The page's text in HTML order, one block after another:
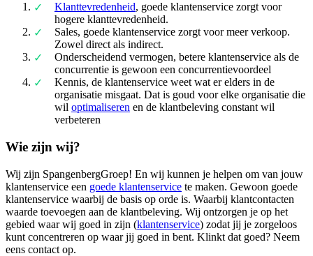
Klanttevredenheid, goede klantenservice zorgt voor
hogere klanttevredenheid.
Sales, goede klantenservice zorgt voor meer verkoop.
Zowel direct als indirect.
Onderscheidend vermogen, betere klantenservice als de
concurrentie is gewoon een concurrentievoordeel
Kennis, de klantenservice weet wat er elders in de
organisatie misgaat. Dat is goud voor elke organisatie die
wil optimaliseren en de klantbeleving constant wil
verbeteren
Wie zijn wij?
Wij zijn SpangenbergGroep! En wij kunnen je helpen om van jouw
klantenservice een goede klantenservice te maken. Gewoon goede
klantenservice waarbij de basis op orde is. Waarbij klantcontacten
waarde toevoegen aan de klantbeleving. Wij ontzorgen je op het
gebied waar wij goed in zijn (klantenservice) zodat jij je zorgeloos
kunt concentreren op waar jij goed in bent. Klinkt dat goed? Neem
eens contact op.